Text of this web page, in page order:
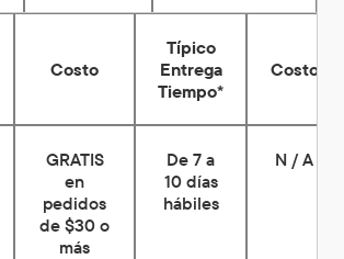
Costo
Típico
Entrega
Tiempo*
Costo
GRATIS
en
pedidos
de $30 o
más
De 7 a
10 días
hábiles
N / A